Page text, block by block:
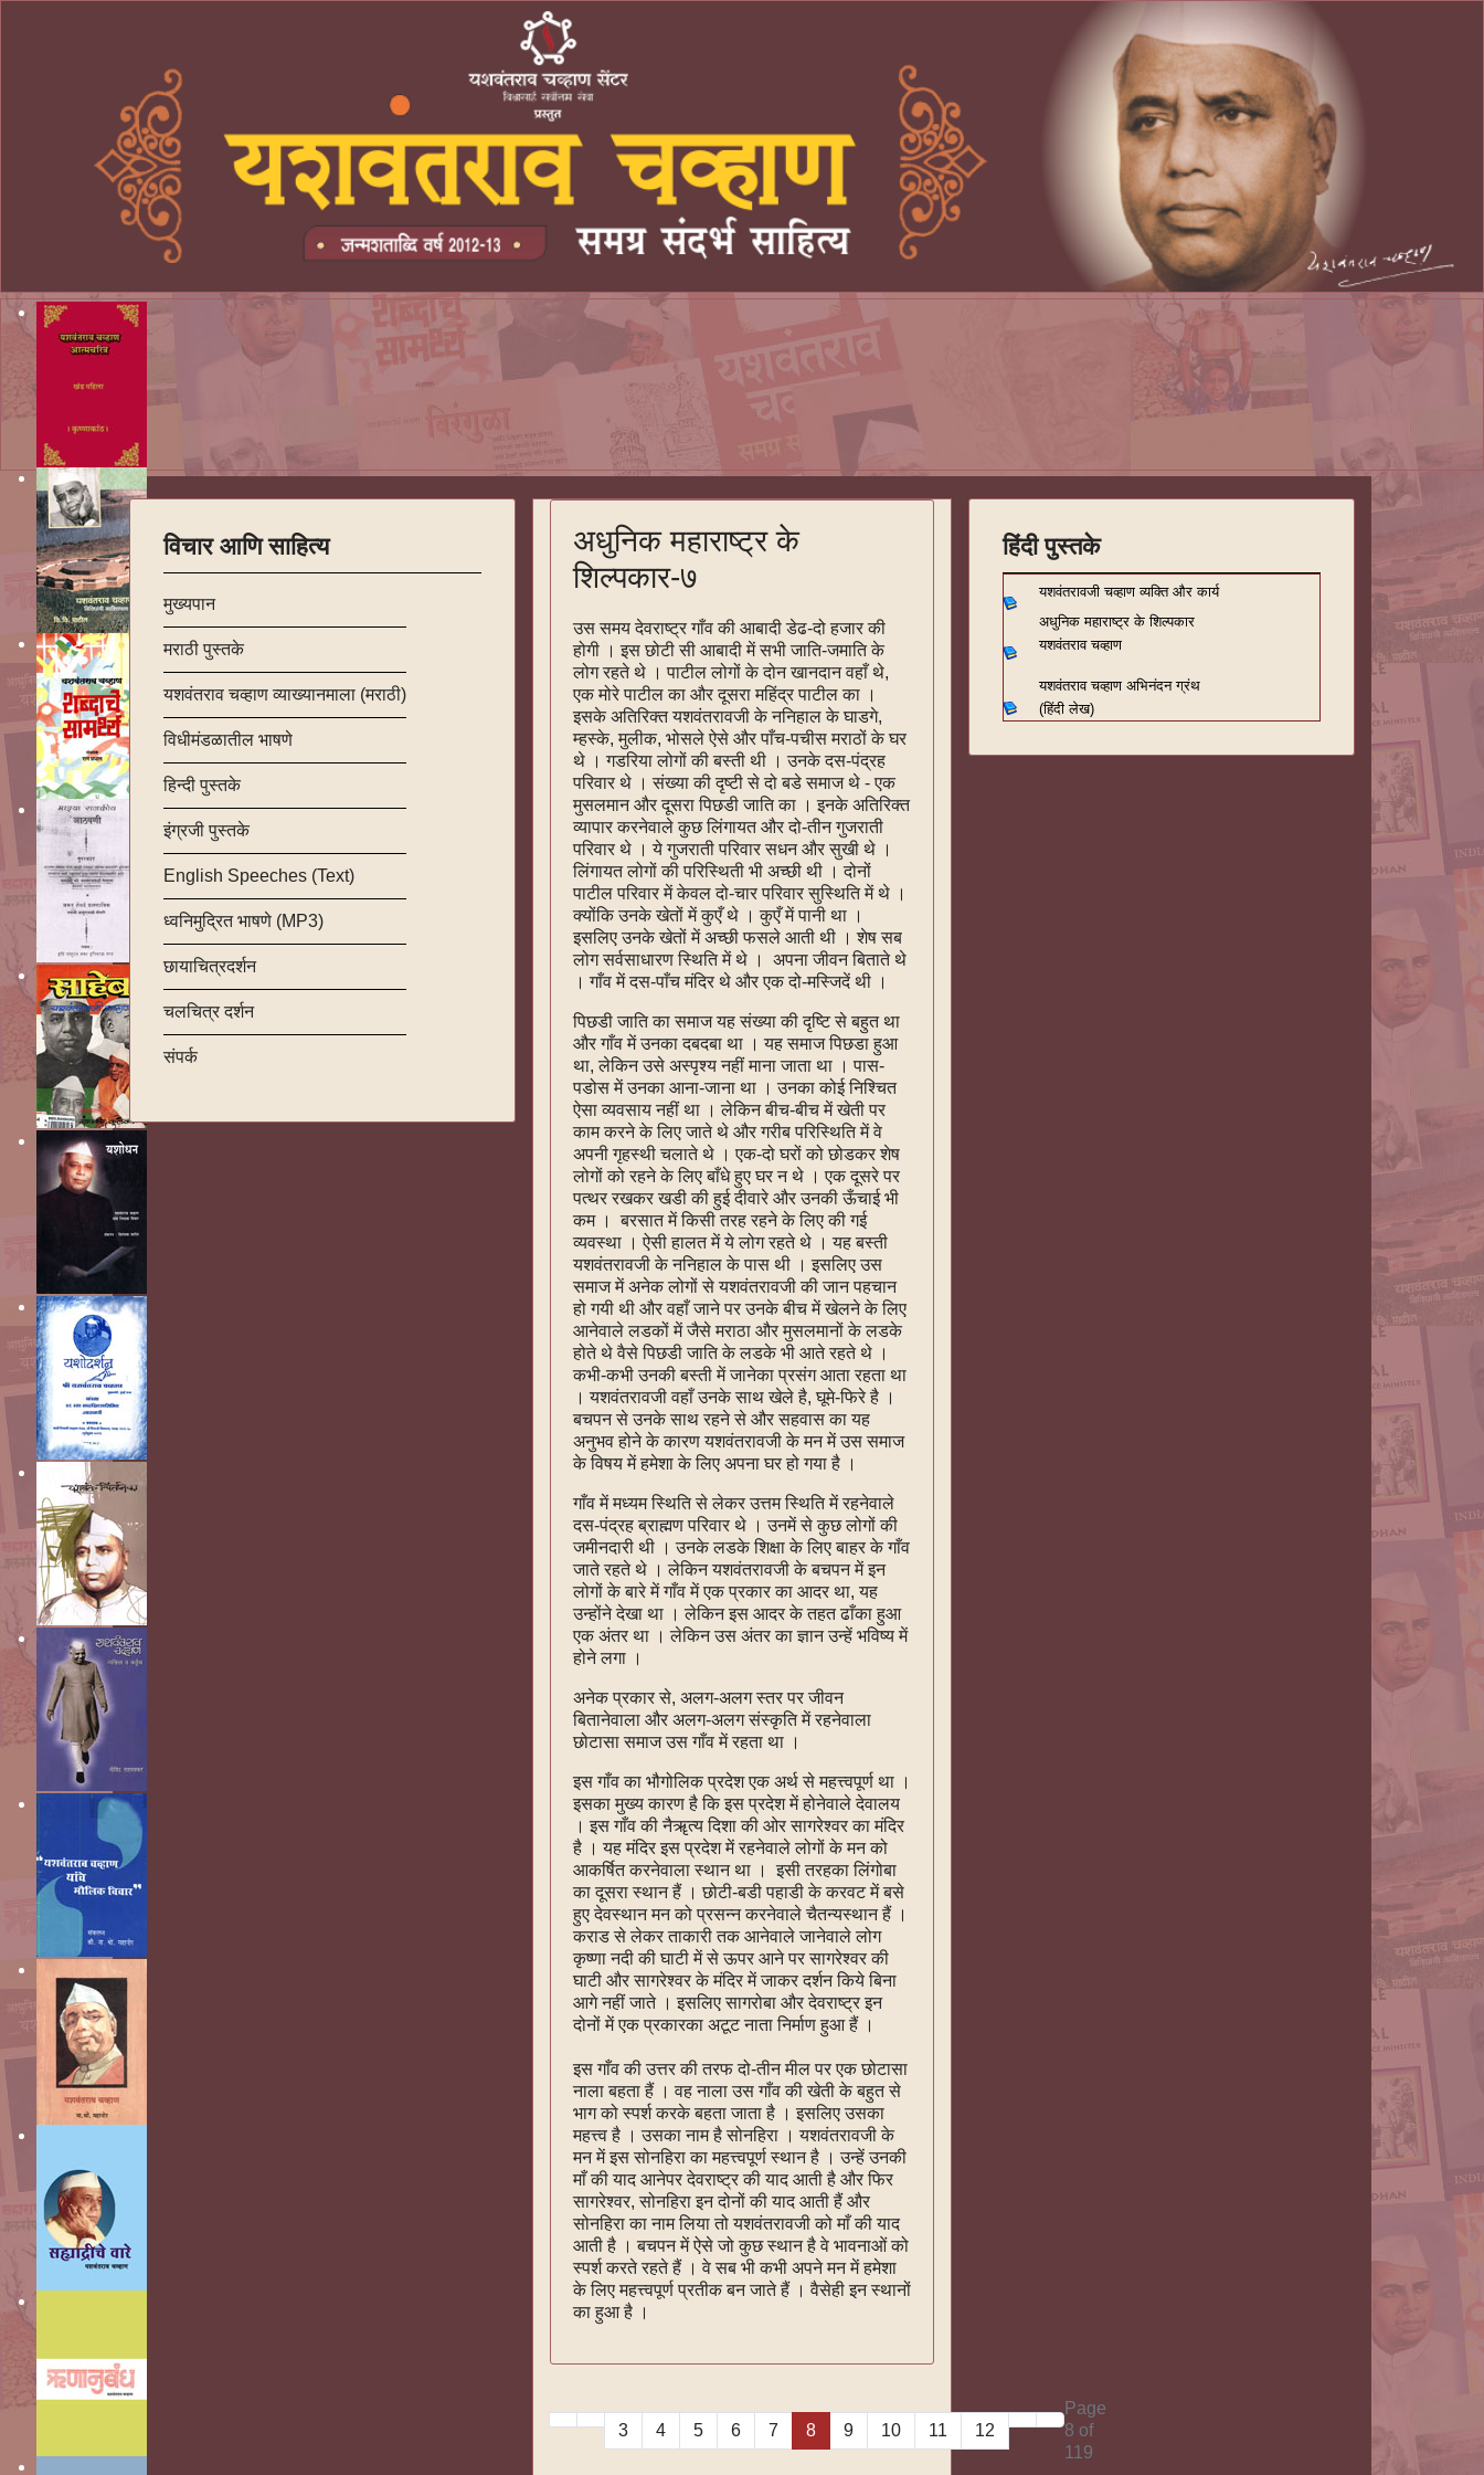
विचार आणि साहित्य
मुख्यपान
मराठी पुस्तके
यशवंतराव चव्हाण व्याख्यानमाला (मराठी)
विधीमंडळातील भाषणे
हिन्दी पुस्तके
इंग्रजी पुस्तके
English Speeches (Text)
ध्वनिमुद्रित भाषणे (MP3)
छायाचित्रदर्शन
चलचित्र दर्शन
संपर्क
अधुनिक महाराष्ट्र के
शिल्पकार-७
उस समय देवराष्ट्र गाँव की आबादी डेढ-दो हजार की
होगी । इस छोटी सी आबादी में सभी जाति-जमाति के
लोग रहते थे । पाटील लोगों के दोन खानदान वहाँ थे,
एक मोरे पाटील का और दूसरा महिंद्र पाटील का ।
इसके अतिरिक्त यशवंतरावजी के ननिहाल के घाडगे,
म्हस्के, मुलीक, भोसले ऐसे और पाँच-पचीस मराठों के घर
थे । गडरिया लोगों की बस्ती थी । उनके दस-पंद्रह
परिवार थे । संख्या की दृष्टी से दो बडे समाज थे - एक
मुसलमान और दूसरा पिछडी जाति का । इनके अतिरिक्त
व्यापार करनेवाले कुछ लिंगायत और दो-तीन गुजराती
परिवार थे । ये गुजराती परिवार सधन और सुखी थे ।
लिंगायत लोगों की परिस्थिती भी अच्छी थी । दोनों
पाटील परिवार में केवल दो-चार परिवार सुस्थिति में थे ।
क्योंकि उनके खेतों में कुएँ थे । कुएँ में पानी था ।
इसलिए उनके खेतों में अच्छी फसले आती थी । शेष सब
लोग सर्वसाधारण स्थिति में थे । अपना जीवन बिताते थे
। गाँव में दस-पाँच मंदिर थे और एक दो-मस्जिदें थी ।
पिछडी जाति का समाज यह संख्या की दृष्टि से बहुत था
और गाँव में उनका दबदबा था । यह समाज पिछडा हुआ
था, लेकिन उसे अस्पृश्य नहीं माना जाता था । पास-
पडोस में उनका आना-जाना था । उनका कोई निश्चित
ऐसा व्यवसाय नहीं था । लेकिन बीच-बीच में खेती पर
काम करने के लिए जाते थे और गरीब परिस्थिति में वे
अपनी गृहस्थी चलाते थे । एक-दो घरों को छोडकर शेष
लोगों को रहने के लिए बाँधे हुए घर न थे । एक दूसरे पर
पत्थर रखकर खडी की हुई दीवारे और उनकी ऊँचाई भी
कम । बरसात में किसी तरह रहने के लिए की गई
व्यवस्था । ऐसी हालत में ये लोग रहते थे । यह बस्ती
यशवंतरावजी के ननिहाल के पास थी । इसलिए उस
समाज में अनेक लोगों से यशवंतरावजी की जान पहचान
हो गयी थी और वहाँ जाने पर उनके बीच में खेलने के लिए
आनेवाले लडकों में जैसे मराठा और मुसलमानों के लडके
होते थे वैसे पिछडी जाति के लडके भी आते रहते थे ।
कभी-कभी उनकी बस्ती में जानेका प्रसंग आता रहता था
। यशवंतरावजी वहाँ उनके साथ खेले है, घूमे-फिरे है ।
बचपन से उनके साथ रहने से और सहवास का यह
अनुभव होने के कारण यशवंतरावजी के मन में उस समाज
के विषय में हमेशा के लिए अपना घर हो गया है ।
गाँव में मध्यम स्थिति से लेकर उत्तम स्थिति में रहनेवाले
दस-पंद्रह ब्राह्मण परिवार थे । उनमें से कुछ लोगों की
जमीनदारी थी । उनके लडके शिक्षा के लिए बाहर के गाँव
जाते रहते थे । लेकिन यशवंतरावजी के बचपन में इन
लोगों के बारे में गाँव में एक प्रकार का आदर था, यह
उन्होंने देखा था । लेकिन इस आदर के तहत ढाँका हुआ
एक अंतर था । लेकिन उस अंतर का ज्ञान उन्हें भविष्य में
होने लगा ।
अनेक प्रकार से, अलग-अलग स्तर पर जीवन
बितानेवाला और अलग-अलग संस्कृति में रहनेवाला
छोटासा समाज उस गाँव में रहता था ।
इस गाँव का भौगोलिक प्रदेश एक अर्थ से महत्त्वपूर्ण था ।
इसका मुख्य कारण है कि इस प्रदेश में होनेवाले देवालय
। इस गाँव की नैॠत्य दिशा की ओर सागरेश्वर का मंदिर
है । यह मंदिर इस प्रदेश में रहनेवाले लोगों के मन को
आकर्षित करनेवाला स्थान था । इसी तरहका लिंगोबा
का दूसरा स्थान हैं । छोटी-बडी पहाडी के करवट में बसे
हुए देवस्थान मन को प्रसन्न करनेवाले चैतन्यस्थान हैं ।
कराड से लेकर ताकारी तक आनेवाले जानेवाले लोग
कृष्णा नदी की घाटी में से ऊपर आने पर सागरेश्वर की
घाटी और सागरेश्वर के मंदिर में जाकर दर्शन किये बिना
आगे नहीं जाते । इसलिए सागरोबा और देवराष्ट्र इन
दोनों में एक प्रकारका अटूट नाता निर्माण हुआ हैं ।
इस गाँव की उत्तर की तरफ दो-तीन मील पर एक छोटासा
नाला बहता हैं । वह नाला उस गाँव की खेती के बहुत से
भाग को स्पर्श करके बहता जाता है । इसलिए उसका
महत्त्व है । उसका नाम है सोनहिरा । यशवंतरावजी के
मन में इस सोनहिरा का महत्त्वपूर्ण स्थान है । उन्हें उनकी
माँ की याद आनेपर देवराष्ट्र की याद आती है और फिर
सागरेश्वर, सोनहिरा इन दोनों की याद आती हैं और
सोनहिरा का नाम लिया तो यशवंतरावजी को माँ की याद
आती है । बचपन में ऐसे जो कुछ स्थान है वे भावनाओं को
स्पर्श करते रहते हैं । वे सब भी कभी अपने मन में हमेशा
के लिए महत्त्वपूर्ण प्रतीक बन जाते हैं । वैसेही इन स्थानों
का हुआ है ।
3 4 5 6 7 8 9 10 11 12
Page
8 of
119
हिंदी पुस्तके
यशवंतरावजी चव्हाण व्यक्ति और कार्य
अधुनिक महाराष्ट्र के शिल्पकार
यशवंतराव चव्हाण
यशवंतराव चव्हाण अभिनंदन ग्रंथ
(हिंदी लेख)